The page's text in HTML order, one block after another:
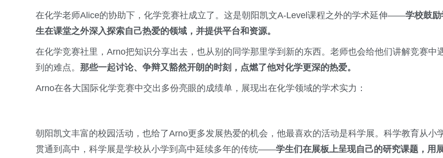
在化学老师Alice的协助下，化学竞赛社成立了。这是朝阳凯文A-Level课程之外的学术延伸——学校鼓励
生在课堂之外深入探索自己热爱的领域，并提供平台和资源。
在化学竞赛社里，Arno把知识分享出去，也从别的同学那里学到新的东西。老师也会给他们讲解竞赛中
到的难点。 那些一起讨论、争辩又豁然开朗的时刻，点燃了他对化学更深的热爱。
Arno在各大国际化学竞赛中交出多份亮眼的成绩单，展现出在化学领域的学术实力：
朝阳凯文丰富的校园活动，也给了Arno更多发展热爱的机会，他最喜欢的活动是科学展。科学教育从小
贯通到高中，科学展是学校从小学到高中延续多年的传统——学生们在展板上呈现自己的研究课题，用